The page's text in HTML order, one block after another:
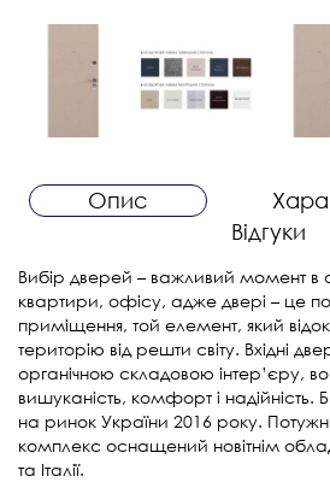
Опис
Відгуки
Вибір дверей – важливий момент в
квартири, офісу, адже двері – це
приміщення, той елемент, який
територію від решти світу. Вхідні
органічною складовою інтер’єру,
вишуканість, комфорт і надійність.
на ринок України 2016 року.
комплекс оснащений новітнім
та Італії.